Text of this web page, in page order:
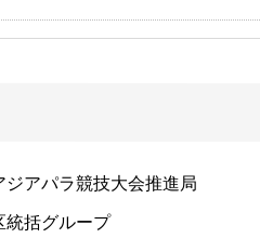
アパラ競技大会推進局
統括グループ